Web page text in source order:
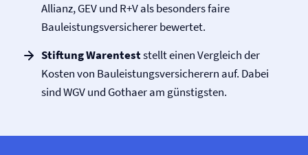
Allianz, GEV und R+V als besonders faire
Bauleistungs­versicherer bewertet.
Stiftung Warenteststellt einen Vergleich der
Kosten von Bauleistungs­versicherern auf. Dabei
sind WGV und Gothaer am günstigsten.